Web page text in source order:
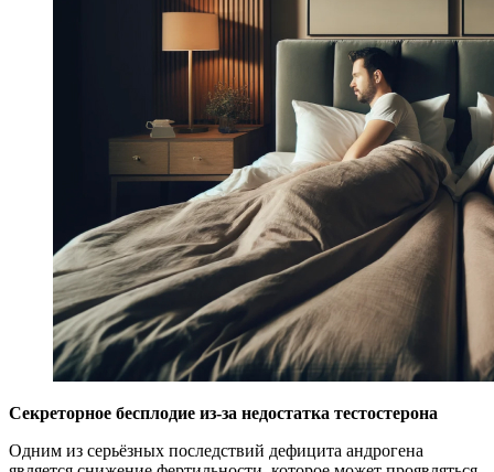
Секреторное бесплодие из-за недостатка тестостерона
Одним из серьёзных последствий дефицита андрогена